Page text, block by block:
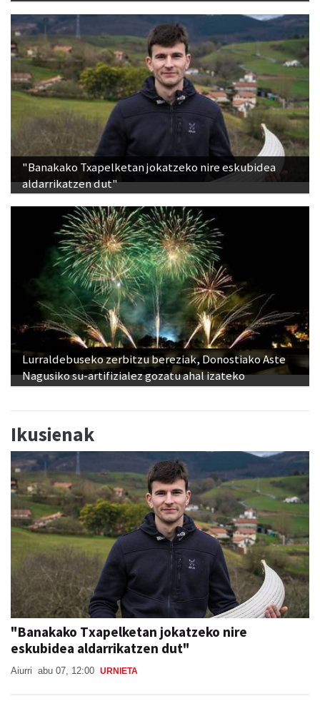
"Banakako Txapelketan jokatzeko nire eskubidea
aldarrikatzen dut"
Lurraldebuseko zerbitzu bereziak, Donostiako Aste
Nagusiko su-artifizialez gozatu ahal izateko
Ikusienak
"Banakako Txapelketan jokatzeko nire
eskubidea aldarrikatzen dut"
Aiurri abu 07, 12:00 URNIETA